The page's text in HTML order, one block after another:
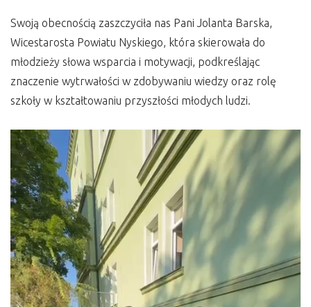
Swoją obecnością zaszczyciła nas Pani Jolanta Barska,
Wicestarosta Powiatu Nyskiego, która skierowała do
młodzieży słowa wsparcia i motywacji, podkreślając
znaczenie wytrwałości w zdobywaniu wiedzy oraz rolę
szkoły w kształtowaniu przyszłości młodych ludzi.